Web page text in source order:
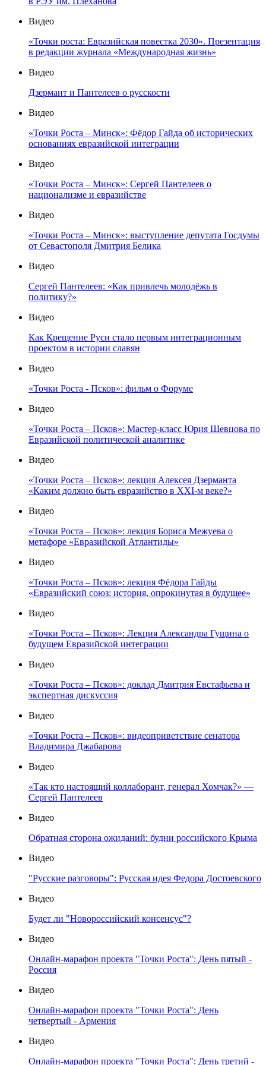
Видео
«Точки роста: Евразийская повестка 2030». Презентация
в редакции журнала «Международная жизнь»
Видео
Дзермант и Пантелеев о русскости
Видео
«Точки Роста – Минск»: Фёдор Гайда об исторических
основаниях евразийской интеграции
Видео
«Точки Роста – Минск»: Сергей Пантелеев о
национализме и евразийстве
Видео
«Точки Роста – Минск»: выступление депутата Госдумы
от Севастополя Дмитрия Белика
Видео
Сергей Пантелеев: «Как привлечь молодёжь в
политику?»
Видео
Как Крещение Руси стало первым интеграционным
проектом в истории славян
Видео
«Точки Роста - Псков»: фильм о Форуме
Видео
«Точки Роста – Псков»: Мастер-класс Юрия Шевцова по
Евразийской политической аналитике
Видео
«Точки Роста – Псков»: лекция Алексея Дзерманта
«Каким должно быть евразийство в XXI-м веке?»
Видео
«Точки Роста – Псков»: лекция Бориса Межуева о
метафоре «Евразийской Атлантиды»
Видео
«Точки Роста – Псков»: лекция Фёдора Гайды
«Евразийский союз: история, опрокинутая в будущее»
Видео
«Точки Роста – Псков»: Лекция Александра Гущина о
будущем Евразийской интеграции
Видео
«Точки Роста – Псков»: доклад Дмитрия Евстафьева и
экспертная дискуссия
Видео
«Точки Роста – Псков»: видеоприветствие сенатора
Владимира Джабарова
Видео
«Так кто настоящий коллаборант, генерал Хомчак?» —
Сергей Пантелеев
Видео
Обратная сторона ожиданий: будни российского Крыма
Видео
"Русские разговоры": Русская идея Федора Достоевского
Видео
Будет ли "Новороссийский консенсус"?
Видео
Онлайн-марафон проекта "Точки Роста": День пятый -
Россия
Видео
Онлайн-марафон проекта "Точки Роста": День
четвертый - Армения
Видео
Онлайн-марафон проекта "Точки Роста": День третий -